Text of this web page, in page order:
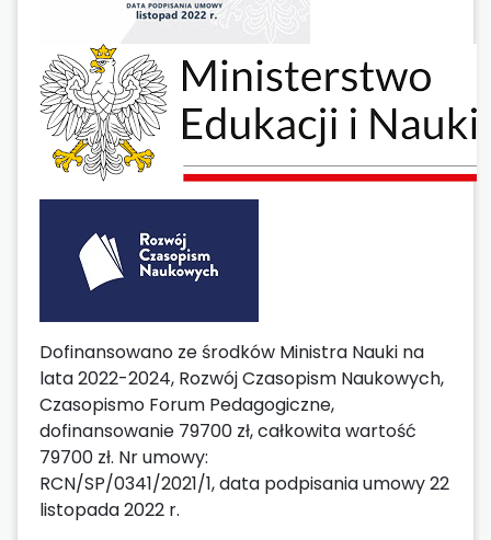
Dofinansowano ze środków Ministra Nauki na
lata 2022-2024, Rozwój Czasopism Naukowych,
Czasopismo Forum Pedagogiczne,
dofinansowanie 79700 zł, całkowita wartość
79700 zł. Nr umowy:
RCN/SP/0341/2021/1, data podpisania umowy 22
listopada 2022 r.